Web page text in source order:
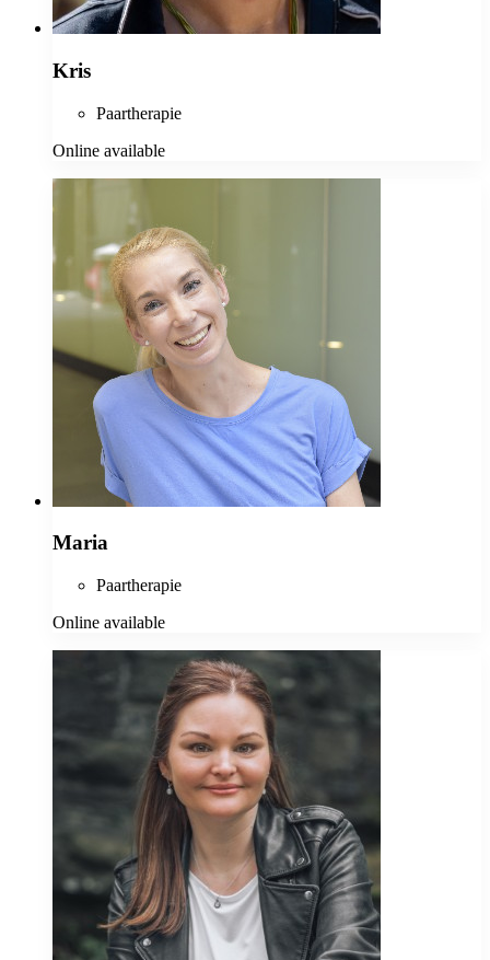
Kris
Paartherapie
Online available
Maria
Paartherapie
Online available